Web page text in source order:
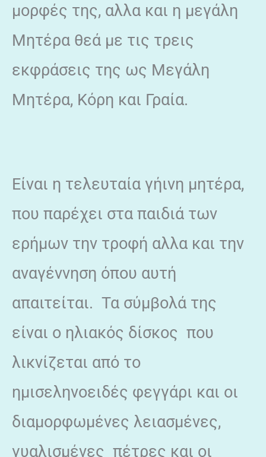
μορφές της, αλλα και η μεγάλη
Μητέρα θεά με τις τρεις
εκφράσεις της ως Μεγάλη
Μητέρα, Κόρη και Γραία.
Είναι η τελευταία γήινη μητέρα,
που παρέχει στα παιδιά των
ερήμων την τροφή αλλα και την
αναγέννηση όπου αυτή
απαιτείται. Τα σύμβολά της
είναι ο ηλιακός δίσκος που
λικνίζεται από το
ημισεληνοειδές φεγγάρι και οι
διαμορφωμένες λειασμένες,
γυαλισμένες πέτρες και οι